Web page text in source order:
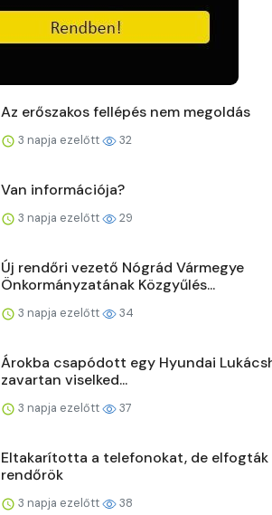
Ittasan indult a kihallgatására
Az erőszakos fellépés nem megoldás
3 napja ezelőtt 32
Van információja?
3 napja ezelőtt 29
Új rendőri vezető Nógrád Vármegye
Önkormányzatának Közgyűlés...
3 napja ezelőtt 34
Árokba csapódott egy Hyundai
zavartan viselked...
3 napja ezelőtt 37
Eltakarította a telefonokat, de elfogták
rendőrök
3 napja ezelőtt 38